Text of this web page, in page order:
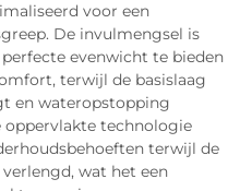
voor een
De invulmengsel is
evenwicht te bieden
terwijl de basislaag
en wateropstopping
oppervlakte technologie
terwijl de
wat het een